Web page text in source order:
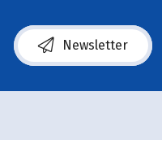
Newsletter